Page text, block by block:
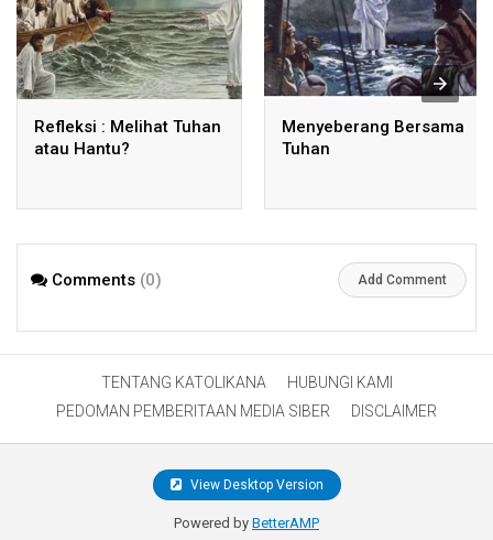
Refleksi : Melihat Tuhan
atau Hantu?
Menyeberang Bersama
Tuhan
Comments (0) Add Comment
TENTANG KATOLIKANA
HUBUNGI KAMI
PEDOMAN PEMBERITAAN MEDIA SIBER
DISCLAIMER
View Desktop Version
Powered by BetterAMP